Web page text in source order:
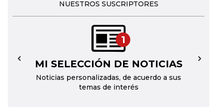
NUESTROS SUSCRIPTORES
1
MI SELECCIÓN DE NOTICIAS
Noticias personalizadas, de acuerdo a sus
temas de interés
← →